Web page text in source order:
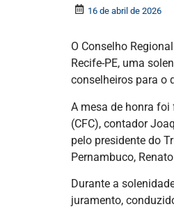
16 de abril de 2026
O Conselho
Recife-PE, uma
conselheiros para o
A mesa de honra foi
(CFC), contador
pelo presidente do
Pernambuco,
Durante a
juramento,